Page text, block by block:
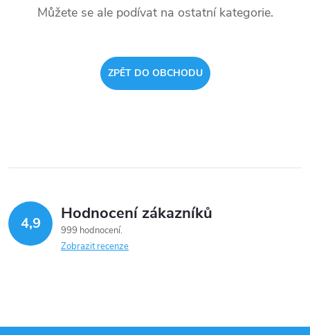
Můžete se ale podívat na ostatní kategorie.
ZPĚT DO OBCHODU
4,9 Hodnocení zákazníků
999 hodnocení
Zobrazit recenze